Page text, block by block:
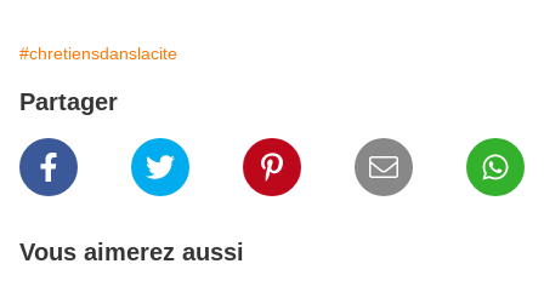
#chretiensdanslacite
Partager
Vous aimerez aussi